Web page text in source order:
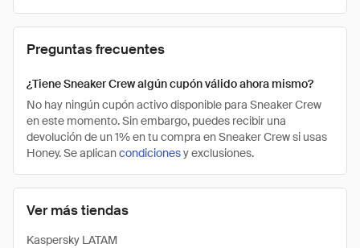
Ver más tiendas
Kaspersky LATAM
Preguntas frecuentes
¿Tiene Sneaker Crew algún cupón válido ahora mismo?
No hay ningún cupón activo disponible para Sneaker Crew
en este momento. Sin embargo, puedes recibir una
devolución de un 1% en tu compra en Sneaker Crew si usas
Honey. Se aplicancondicionesy exclusiones.